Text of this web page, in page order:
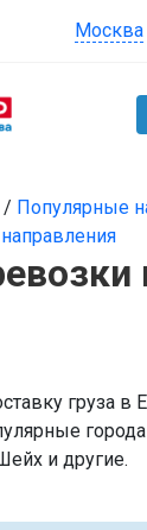
Москва
/ Популярные
груза в
и другие.